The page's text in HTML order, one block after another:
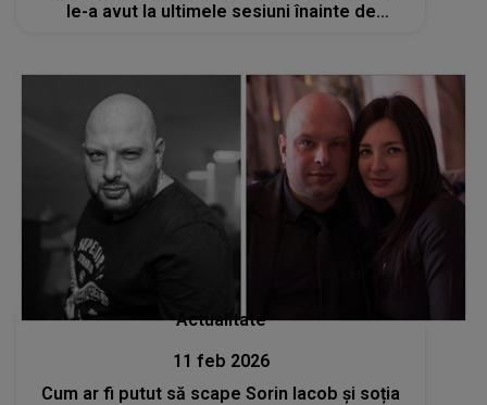
le-a avut la ultimele sesiuni înainte de
Actualitate
11 feb 2026
Cum ar fi putut să scape Sorin Iacob și soția